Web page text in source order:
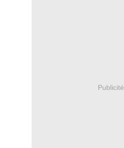
Publicité